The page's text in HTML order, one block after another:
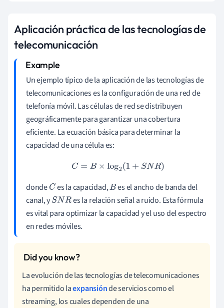
Aplicación práctica de las tecnologías de
telecomunicación
Un ejemplo típico de la aplicación de las tecnologías de
telecomunicaciones es la configuración de una red de
telefonía móvil. Las células de red se distribuyen
geográficamente para garantizar una cobertura
eficiente. La ecuación básica para determinar la
capacidad de una célula es:
C= B× log2(1+ SN R)
dondeC es la capacidad,B es el ancho de banda del
canal, ySNR
es la relación señal a ruido. Esta fórmula
es vital para optimizar la capacidad y el uso del espectro
en redes móviles.
La evolución de las tecnologías de telecomunicaciones
ha permitido laexpansiónde servicios como el
streaming, los cuales dependen de una